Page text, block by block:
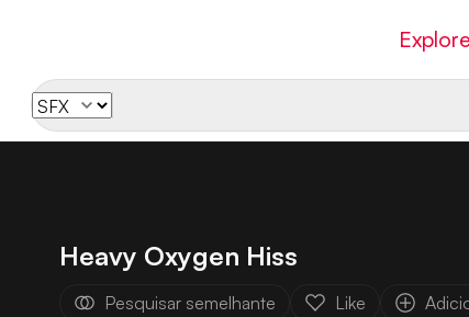
Explore
Heavy Oxygen Hiss
Pesquisar semelhante Like